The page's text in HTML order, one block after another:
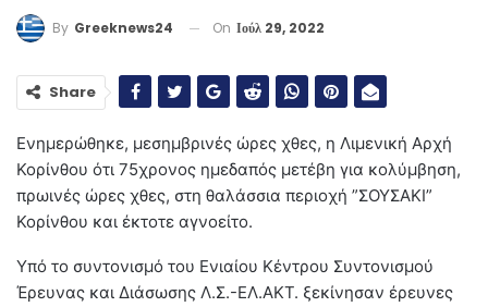
By Greeknews24 On Ιούλ 29, 2022
Share
Ενημερώθηκε, μεσημβρινές ώρες χθες, η Λιμενική Αρχή
Κορίνθου ότι 75χρονος ημεδαπός μετέβη για κολύμβηση,
πρωινές ώρες χθες, στη θαλάσσια περιοχή ”ΣΟΥΣΑΚΙ”
Κορίνθου και έκτοτε αγνοείτο.
Υπό το συντονισμό του Ενιαίου Κέντρου Συντονισμού
Έρευνας και Διάσωσης Λ.Σ.-ΕΛ.ΑΚΤ. ξεκίνησαν έρευνες